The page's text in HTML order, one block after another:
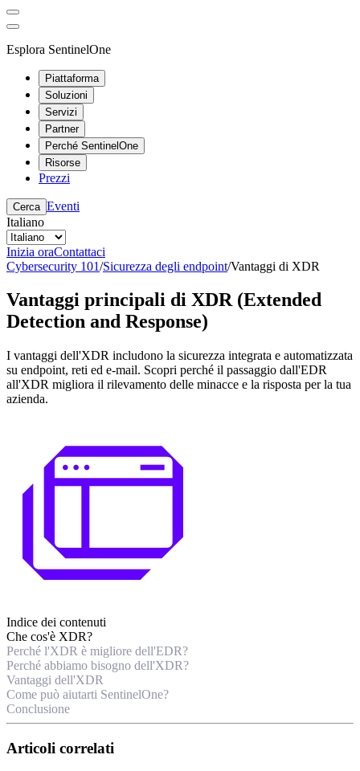
Esplora SentinelOne
Piattaforma
Soluzioni
Servizi
Partner
Perché SentinelOne
Risorse
Prezzi
Cerca Eventi
Italiano
Inizia oraContattaci
Cybersecurity 101/Sicurezza degli endpoint/Vantaggi di XDR
Vantaggi principali di XDR (Extended
Detection and Response)
I vantaggi dell'XDR includono la sicurezza integrata e automatizzata
su endpoint, reti ed e-mail. Scopri perché il passaggio dall'EDR
all'XDR migliora il rilevamento delle minacce e la risposta per la tua
azienda.
Indice dei contenuti
Che cos'è XDR?
Perché l'XDR è migliore dell'EDR?
Perché abbiamo bisogno dell'XDR?
Vantaggi dell'XDR
Come può aiutarti SentinelOne?
Conclusione
Articoli correlati